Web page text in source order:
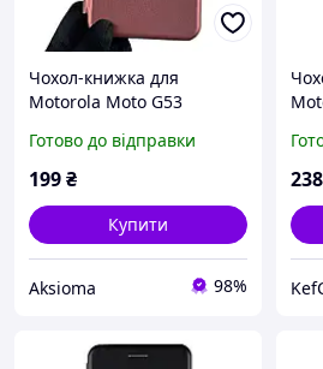
Чохол-книжка для
Motorola Moto G53
моторола г53 бордова
gd1
Готово до відправки
199₴
Купити
Aksioma 98%
238